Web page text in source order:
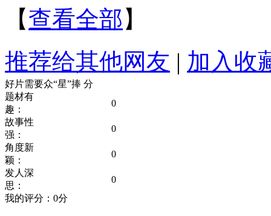
【查看全部 】
推荐给其他网友 | 加入收
好片需要众“星”捧 分
题材有
趣：
0
故事性
强：
0
角度新
颖：
0
发人深
思：
0
我的评分： 0分